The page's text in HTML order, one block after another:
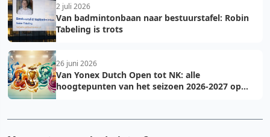
2 juli 2026
Van badmintonbaan naar bestuurstafel: Robin
Tabeling is trots
26 juni 2026
Van Yonex Dutch Open tot NK: alle
hoogtepunten van het seizoen 2026-2027 op